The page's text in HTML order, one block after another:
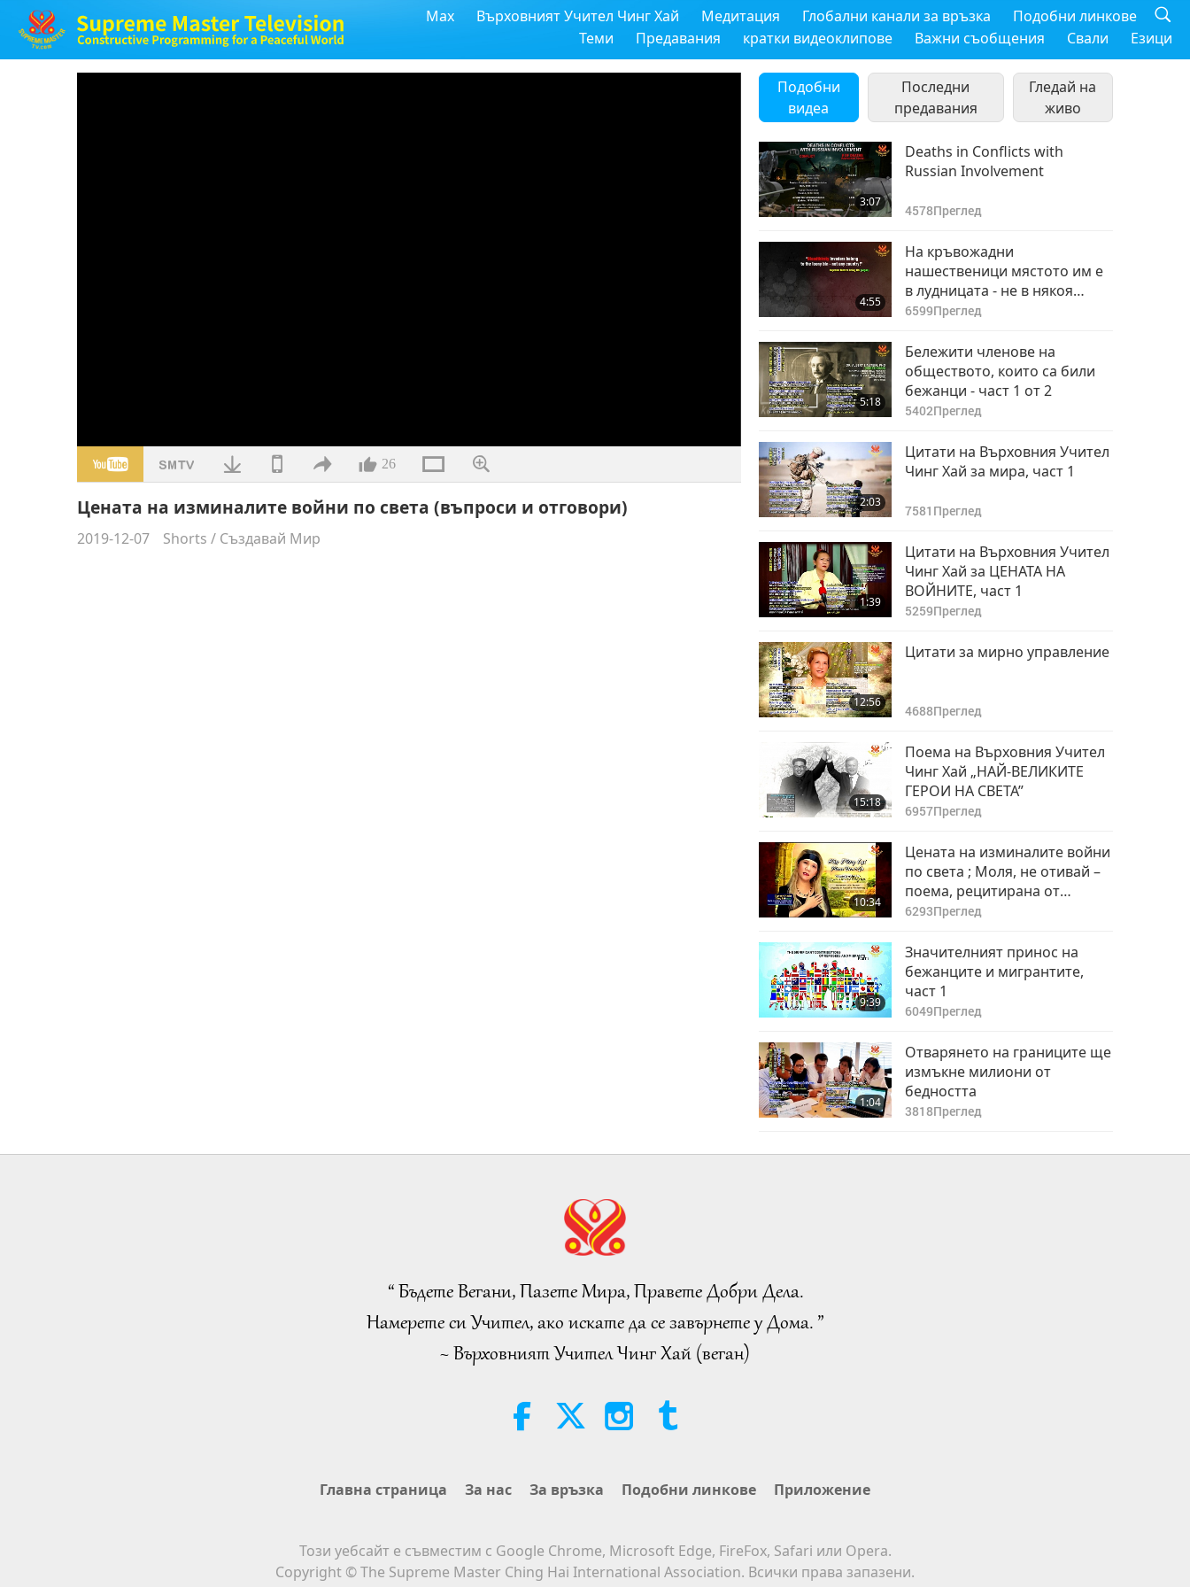
Max Върховният Учител Чинг Хай Медитация Глобални канали за връзка
Подобни линкове
Теми
Предавания кратки видеоклипове Важни съобщения Свали Езици
26
Цената на изминалите войни по света (въпроси и отговори)
2019-12-07 Shorts / Създавай Мир
Подобни
видеа
Последни
предавания
Гледай на
живо
3:07
Deaths in Conflicts with
Russian Involvement
4578Преглед
4:55
На кръвожадни
нашественици мястото им е
в лудницата - не в някоя
страна!
6599Преглед
5:18
Бележити членове на
обществото, които са били
бежанци - част 1 от 2
5402Преглед
2:03
Цитати на Върховния Учител
Чинг Хай за мира, част 1
7581 Преглед
1:39
Цитати на Върховния Учител
Чинг Хай за ЦЕНАТА НА
ВОЙНИТЕ, част 1
5259Преглед
12:56
Цитати за мирно управление
4688Преглед
15:18
Поема на Върховния Учител
Чинг Хай „НАЙ-ВЕЛИКИТЕ
ГЕРОИ НА СВЕТА”
6957Преглед
10:34
Цената на изминалите войни
по света ; Моля, не отивай –
поема, рецитирана от
Върховния Учител Чинг Хай
6293Преглед
9:39
Значителният принос на
бежанците и мигрантите,
част 1
6049Преглед
1:04
Отварянето на границите ще
измъкне милиони от
бедността
3818Преглед
“ Бъдете Вегани, Пазете Мира, Правете Добри Дела.
Намерете си Учител, ако искате да се завърнете у Дома. ”
~ Върховният Учител Чинг Хай (веган)
Главна страница За нас За връзка Подобни линкове Приложение
Този уебсайт е съвместим с Google Chrome, Microsoft Edge, FireFox, Safari или Opera.
Copyright © The Supreme Master Ching Hai International Association. Всички права запазени.